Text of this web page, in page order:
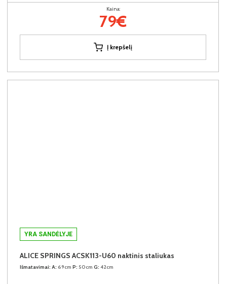
Kaina:
79€
Į krepšelį
YRA SANDĖLYJE
ALICE SPRINGS ACSK113-U60 naktinis staliukas
Išmatavimai: A: 69cm P: 50cm G: 42cm